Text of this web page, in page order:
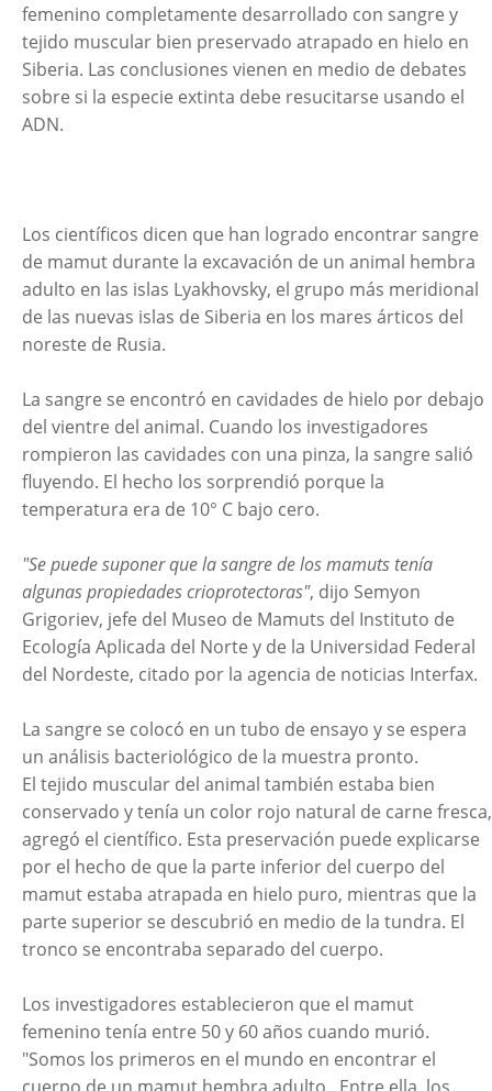
femenino completamente desarrollado con sangre y
tejido muscular bien preservado atrapado en hielo en
Siberia. Las conclusiones vienen en medio de debates
sobre si la especie extinta debe resucitarse usando el
ADN.
Los científicos dicen que han logrado encontrar sangre
de mamut durante la excavación de un animal hembra
adulto en las islas Lyakhovsky, el grupo más meridional
de las nuevas islas de Siberia en los mares árticos del
noreste de Rusia.
La sangre se encontró en cavidades de hielo por debajo
del vientre del animal. Cuando los investigadores
rompieron las cavidades con una pinza, la sangre salió
fluyendo. El hecho los sorprendió porque la
temperatura era de 10° C bajo cero.
"Se puede suponer que la sangre de los mamuts tenía
algunas propiedades crioprotectoras", dijo Semyon
Grigoriev, jefe del Museo de Mamuts del Instituto de
Ecología Aplicada del Norte y de la Universidad Federal
del Nordeste, citado por la agencia de noticias Interfax.
La sangre se colocó en un tubo de ensayo y se espera
un análisis bacteriológico de la muestra pronto.
El tejido muscular del animal también estaba bien
conservado y tenía un color rojo natural de carne fresca,
agregó el científico. Esta preservación puede explicarse
por el hecho de que la parte inferior del cuerpo del
mamut estaba atrapada en hielo puro, mientras que la
parte superior se descubrió en medio de la tundra. El
tronco se encontraba separado del cuerpo.
Los investigadores establecieron que el mamut
femenino tenía entre 50 y 60 años cuando murió.
"Somos los primeros en el mundo en encontrar el